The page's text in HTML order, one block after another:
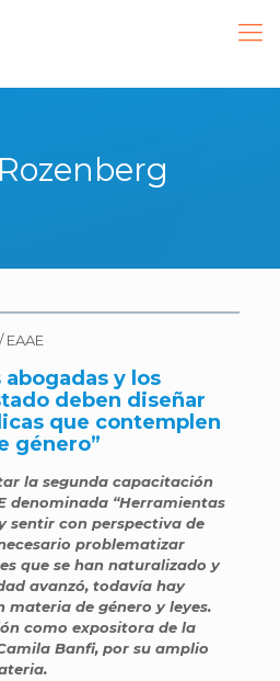
abogadas y los
deben diseñar
que contemplen
género”
la segunda capacitación
denominada “Herramientas
sentir con perspectiva de
problematizar
que se han naturalizado y
avanzó, todavía hay
de género y leyes.
como expositora de la
Banfi, por su amplio